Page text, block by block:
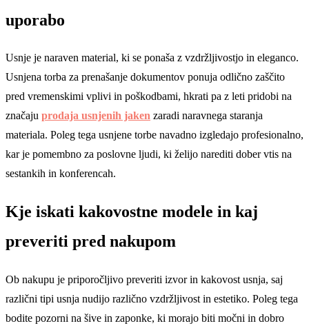
uporabo
Usnje je naraven material, ki se ponaša z vzdržljivostjo in eleganco.
Usnjena torba za prenašanje dokumentov ponuja odlično zaščito
pred vremenskimi vplivi in poškodbami, hkrati pa z leti pridobi na
značaju prodaja usnjenih jaken zaradi naravnega staranja
materiala. Poleg tega usnjene torbe navadno izgledajo profesionalno,
kar je pomembno za poslovne ljudi, ki želijo narediti dober vtis na
sestankih in konferencah.
Kje iskati kakovostne modele in kaj
preveriti pred nakupom
Ob nakupu je priporočljivo preveriti izvor in kakovost usnja, saj
različni tipi usnja nudijo različno vzdržljivost in estetiko. Poleg tega
bodite pozorni na šive in zaponke, ki morajo biti močni in dobro